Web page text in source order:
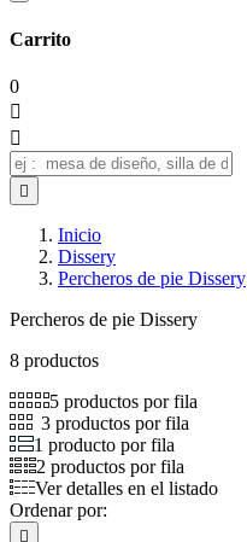
Carrito
0



Inicio
Dissery
Percheros de pie Dissery
Percheros de pie Dissery
8 productos
5 productos por fila
3 productos por fila
1 producto por fila
2 productos por fila
Ver detalles en el listado
Ordenar por:
